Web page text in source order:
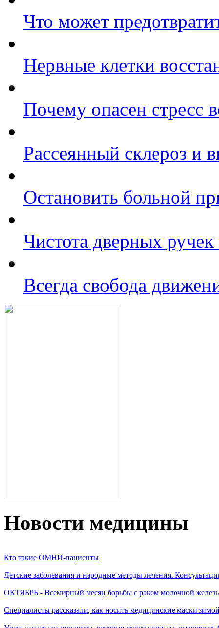
Что может
Нервные клетки
Почему опасен стресс
Рассеянный склероз и
Остановить больной
Чистота дверных
Всегда свобода
Новости медицины
Кто такие ОМНИ-пациенты
Детские заболевания и народные методы лечения.
ОКТЯБРЬ - Всемирный месяц борьбы с раком молочной
Специалисты рассказали, как носить медицинские маски зимой